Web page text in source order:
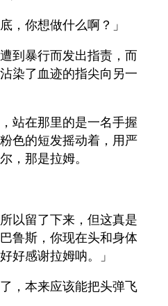
，你想做什么啊？」
到暴行而发出指责，而
染了血迹的指尖向另一
站在那里的是一名手握
色的短发摇动着，用严
，那是拉姆。
以留了下来，但这真是
鲁斯，你现在头和身体
好感谢拉姆呐。」
，本来应该能把头弹飞